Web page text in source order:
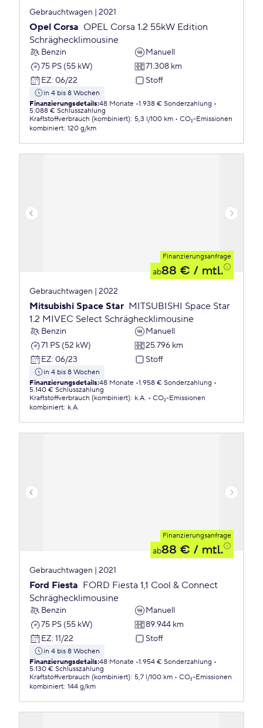
Gebrauchtwagen | 2021
Opel Corsa OPEL Corsa 1.2 55kW Edition
Schräghecklimousine
Benzin
Manuell
75 PS (55 kW)
71.308 km
EZ: 06/22 Stoff
in 4 bis 8 Wochen
Finanzierungsdetails:48 Monate 1.938 € Sonderzahlung
5.088 € Schlusszahlung
Kraftstoffverbrauch (kombiniert): 5,3 l/100 km
CO₂-Emissionen
kombiniert: 120 g/km
Finanzierungsanfrage
ab88 € / mtl.
Gebrauchtwagen | 2022
Mitsubishi Space Star MITSUBISHI Space Star
1.2 MIVEC Select Schräghecklimousine
Benzin
Manuell
71 PS (52 kW)
25.796 km
EZ: 06/23 Stoff
in 4 bis 8 Wochen
Finanzierungsdetails:48 Monate 1.958 € Sonderzahlung
5.140 € Schlusszahlung
Kraftstoffverbrauch (kombiniert): k.A.
CO₂-Emissionen
kombiniert: k.A.
Finanzierungsanfrage
ab88 € / mtl.
Gebrauchtwagen | 2021
Ford Fiesta FORD Fiesta 1,1 Cool & Connect
Schräghecklimousine
Benzin
Manuell
75 PS (55 kW)
89.944 km
EZ: 11/22 Stoff
in 4 bis 8 Wochen
Finanzierungsdetails:48 Monate 1.954 € Sonderzahlung
5.130 € Schlusszahlung
Kraftstoffverbrauch (kombiniert): 5,7 l/100 km
CO₂-Emissionen
kombiniert: 144 g/km